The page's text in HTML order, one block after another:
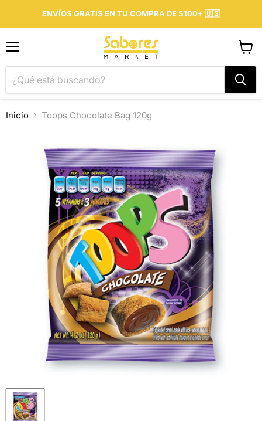
ENVÍOS GRATIS EN TU COMPRA DE $100+ 🇺🇸
carrito
Inicio Toops Chocolate Bag 120g